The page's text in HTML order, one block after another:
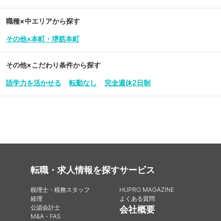
職種×中エリアから探す
その他×本町・堺筋本町
その他×こだわり条件から探す
語学力を活かせる 転勤なし 完全週休2日制
転職・求人情報を探す
税理士・税務スタッフ
経理
公認会計士
M&A・FAS
サービス
HUPRO MAGAZINE
よくある質問
会社概要